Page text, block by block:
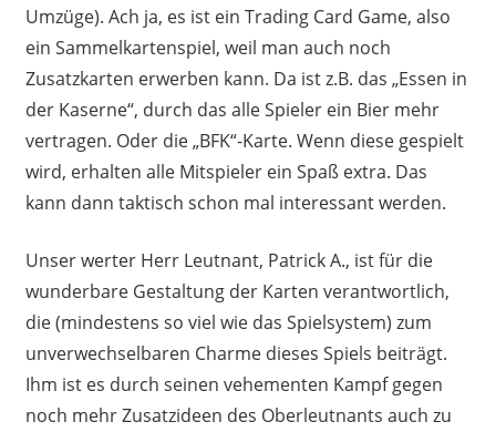
Umzüge). Ach ja, es ist ein Trading Card Game, also
ein Sammelkartenspiel, weil man auch noch
Zusatzkarten erwerben kann. Da ist z.B. das „Essen in
der Kaserne“, durch das alle Spieler ein Bier mehr
vertragen. Oder die „BFK“-Karte. Wenn diese gespielt
wird, erhalten alle Mitspieler ein Spaß extra. Das
kann dann taktisch schon mal interessant werden.
Unser werter Herr Leutnant, Patrick A., ist für die
wunderbare Gestaltung der Karten verantwortlich,
die (mindestens so viel wie das Spielsystem) zum
unverwechselbaren Charme dieses Spiels beiträgt.
Ihm ist es durch seinen vehementen Kampf gegen
noch mehr Zusatzideen des Oberleutnants auch zu